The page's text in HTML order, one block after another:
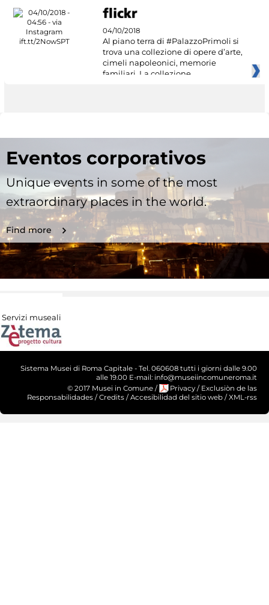
04/10/2018
Al piano terra di #PalazzoPrimoli si
trova una collezione di opere d’arte,
cimeli napoleonici, memorie
familiari. La collezione
Eventos corporativos
Unique events in some of the most
extraordinary places in the world.
Find more
Servizi museali
Sistema Musei di Roma Capitale - Tel. 060608 tutti i giorni dalle 9.00
alle 19.00 E-mail: info@museiincomuneroma.it
© 2017 Musei in Comune / Privacy / Exclusiòn de las
Responsabilidades /Credits /Accesibilidad del sitio web /XML-rss